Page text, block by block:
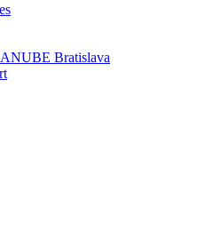
Bratislava